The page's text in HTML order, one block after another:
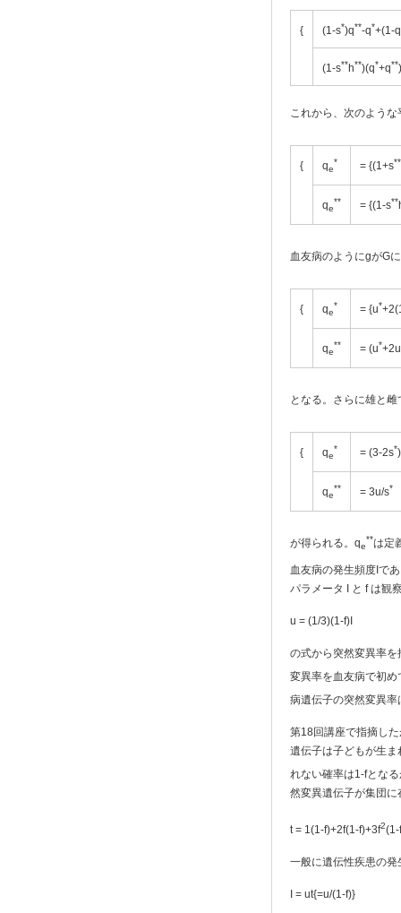
{ (1-s*)q**-q*+(1-q
(1-s**h**)(q*+q**
これから、次のよう
{ qe
* = {(1+s**
qe
** = {(1-s**
血友病のようにgがG
{ qe
* = {u*
qe
** = (u*+2u
となる。さらに雄と
{ qe
* = (3-2s*
qe
** = 3u/s*
が得られる。qe
**は定
血友病の発生頻度Iで
パラメータ I と f は観
u = (1/3)(1-f)I
の式から突然変異率
変異率を血友病で初
病遺伝子の突然変異
第18回講座で指摘し
遺伝子は子どもが生
れない確率は1-fとな
然変異遺伝子が集団
t = 1(1-f)+2f(1-f)+3f2
一般に遺伝性疾患の
I = ut{=u/(1-f)}